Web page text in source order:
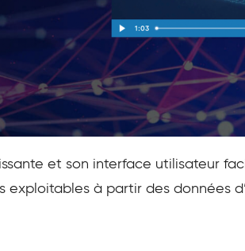
et son interface utilisateur
à partir des données